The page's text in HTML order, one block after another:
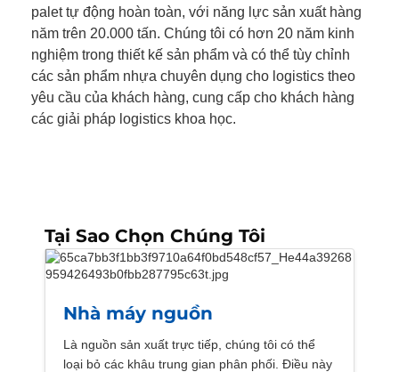
palet tự động hoàn toàn, với năng lực sản xuất hàng
năm trên 20.000 tấn. Chúng tôi có hơn 20 năm kinh
nghiệm trong thiết kế sản phẩm và có thể tùy chỉnh
các sản phẩm nhựa chuyên dụng cho logistics theo
yêu cầu của khách hàng, cung cấp cho khách hàng
các giải pháp logistics khoa học.
Tại Sao Chọn Chúng Tôi
Nhà máy nguồn
Là nguồn sản xuất trực tiếp, chúng tôi có thể
loại bỏ các khâu trung gian phân phối. Điều này